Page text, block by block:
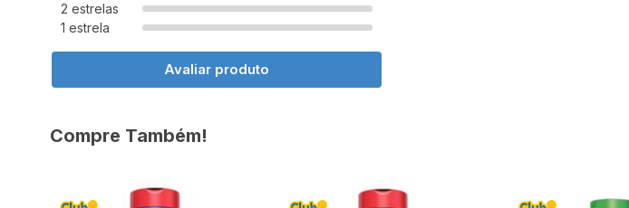
2 estrelas
1 estrela
Avaliar produto
Compre Também!